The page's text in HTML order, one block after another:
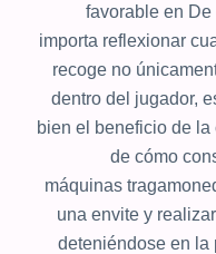
favorable en
importa reflexionar
recoge no
dentro del jugador,
bien el beneficio de
de cómo
máquinas
una envite y
deteniéndose en la